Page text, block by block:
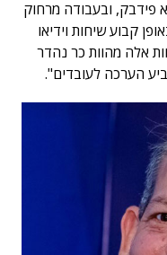
פידבק, ובעבודה מרחוק
קבוע שיחות וידיאו
אלה מהוות כר נהדר
הערכה לעובדים".